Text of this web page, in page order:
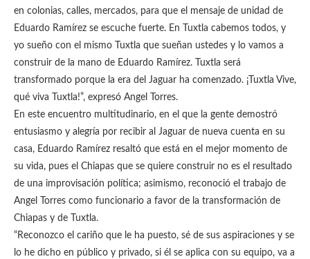
en colonias, calles, mercados, para que el mensaje de unidad de
Eduardo Ramírez se escuche fuerte. En Tuxtla cabemos todos, y
yo sueño con el mismo Tuxtla que sueñan ustedes y lo vamos a
construir de la mano de Eduardo Ramírez. Tuxtla será
transformado porque la era del Jaguar ha comenzado. ¡Tuxtla Vive,
qué viva Tuxtla!”, expresó Angel Torres.
En este encuentro multitudinario, en el que la gente demostró
entusiasmo y alegría por recibir al Jaguar de nueva cuenta en su
casa, Eduardo Ramírez resaltó que está en el mejor momento de
su vida, pues el Chiapas que se quiere construir no es el resultado
de una improvisación política; asimismo, reconoció el trabajo de
Angel Torres como funcionario a favor de la transformación de
Chiapas y de Tuxtla.
“Reconozco el cariño que le ha puesto, sé de sus aspiraciones y se
lo he dicho en público y privado, si él se aplica con su equipo, va a